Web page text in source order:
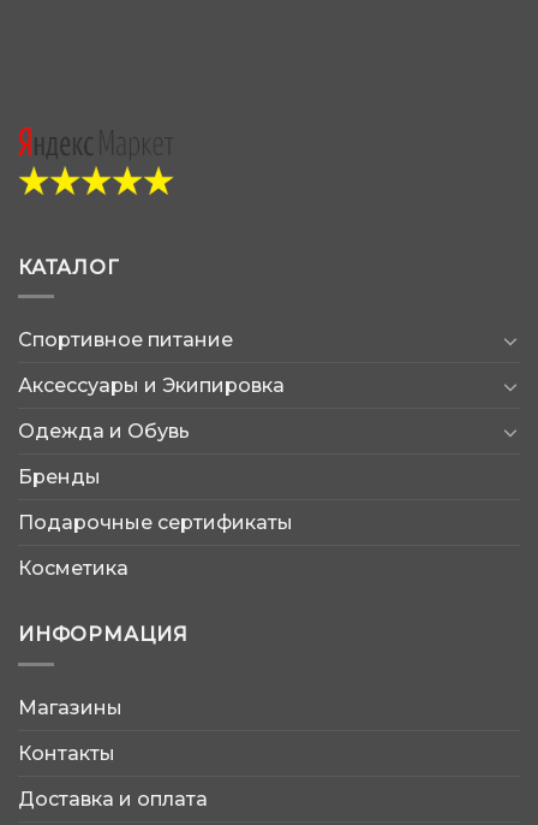
КАТАЛОГ
Спортивное питание
Аксессуары и Экипировка
Одежда и Обувь
Бренды
Подарочные сертификаты
Косметика
ИНФОРМАЦИЯ
Магазины
Контакты
Доставка и оплата